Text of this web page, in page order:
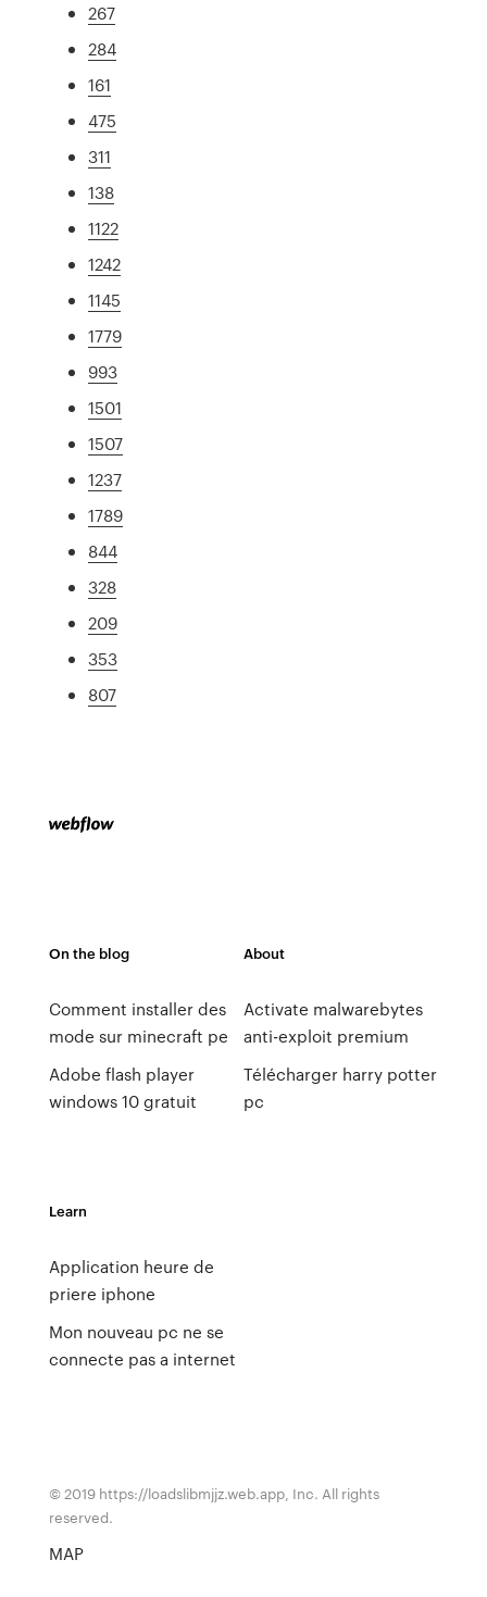
267
284
161
475
311
138
1122
1242
1145
1779
993
1501
1507
1237
1789
844
328
209
353
807
On the blog
Comment installer des
mode sur minecraft pe
Adobe flash player
windows 10 gratuit
About
Activate malwarebytes
anti-exploit premium
Télécharger harry potter
pc
Learn
Application heure de
priere iphone
Mon nouveau pc ne se
connecte pas a internet
© 2019 https://loadslibmjjz.web.app, Inc. All rights
reserved.
MAP